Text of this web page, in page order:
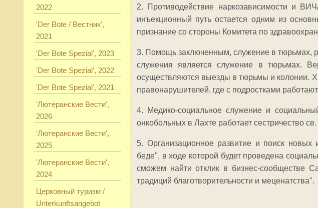
2022
'Der Bote / Вестник',
2021
'Der Bote Spezial', 2023
'Der Bote Spezial', 2022
'Der Bote Spezial', 2021
'Лютеранские Вести',
2026
'Лютеранские Вести',
2025
'Лютеранские Вести',
2024
Церковный туризм /
Unterkunftsangebot
2. Противодействие наркозависимости и
инъекционный путь остается одним из
признание со стороны Комитета по
3. Помощь заключенным, служение в тюрьмах,
служения является служение в тюрьмах.
осуществляются выезды в тюрьмы и колонии.
правонарушителей, где с подростками
4. Медико-социальное служение и
онкобольных в Лахте работает сестричество
5. Организационное развитие и поиск
беде", в ходе которой будет проведена
сможем найти отклик в бизнес-сообществе
традиций благотворительности и меценатства".